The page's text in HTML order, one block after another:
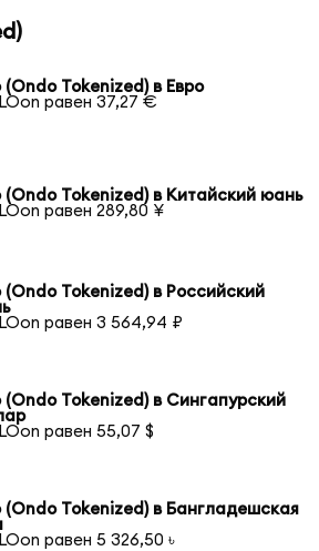
(Ondo Tokenized) в Евро
равен 37,27 €
(Ondo Tokenized) в Китайский юань
равен 289,80 ¥
(Ondo Tokenized) в Российский
равен 3 564,94 ₽
(Ondo Tokenized) в Сингапурский
равен 55,07 $
(Ondo Tokenized) в Бангладешская
равен 5 326,50 ৳